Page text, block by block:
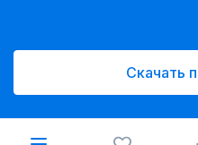
Скачать